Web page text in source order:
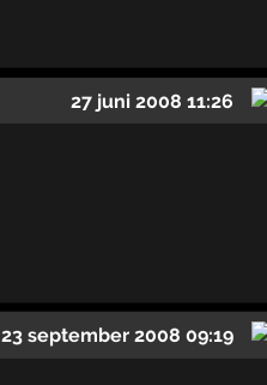
27 juni 2008 11:26
23 september 2008 09:19